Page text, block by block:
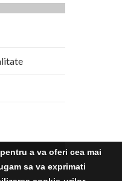
a va oferi cea mai
sa va exprimati